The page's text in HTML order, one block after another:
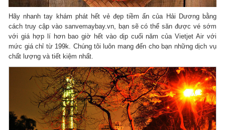
Hãy nhanh tay khám phát hết vẻ đẹp tiềm ẩn của Hải Dương bằng
cách truy cập vào sanvemaybay.vn, bạn sẽ có thể săn được vé sớm
với giá hợp lí hơn bao giờ hết vào dịp cuối năm của Vietjet Air với
mức giá chỉ từ 199k. Chúng tôi luôn mang đến cho bạn những dịch vụ
chất lượng và tiết kiệm nhất.